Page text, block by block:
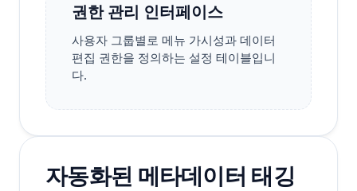
권한 관리 인터페이스
사용자 그룹별로 메뉴 가시성과 데이터
편집 권한을 정의하는 설정 테이블입니
다.
자동화된 메타데이터 태깅